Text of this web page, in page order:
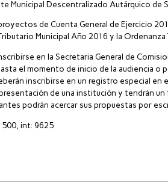
Municipal Descentralizado Autárquico de
de Cuenta General de Ejercicio
Municipal Año 2016 y la
en la Secretaria General de
el momento de inicio de la audiencia o
inscribirse en un registro especial en
de una institución y tendrán
podrán acercar sus propuestas por
int: 9625